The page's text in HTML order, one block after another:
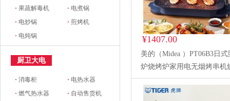
·果蔬解毒机 · 电煮锅
· 电炒锅 ·煎烤机
· 电炖锅
厨卫大电
·消毒柜 · 电热水器
·燃气热水器 · 自动售货机
¥1407.00
美的（Midea ）PT06B3日式
炉烧烤炉家用电无烟烤串机
锅烧烤盘室内韩式烤肉